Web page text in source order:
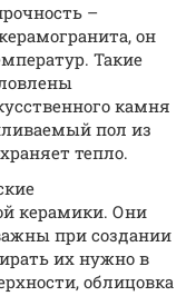
–
он
Такие
камня
пол из
тепло.
керамики. Они
при создании
их нужно в
облицовка